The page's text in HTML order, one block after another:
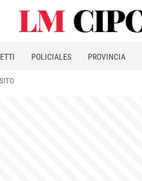
POLICIALES PROVINCIA